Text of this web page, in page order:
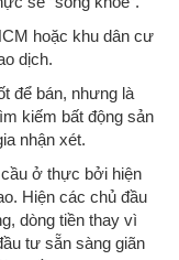
hoặc khu dân cư
dịch.
để bán, nhưng là
kiếm bất động sản
nhận xét.
ở thực bởi hiện
Hiện các chủ đầu
dòng tiền thay vì
tư sẵn sàng giãn